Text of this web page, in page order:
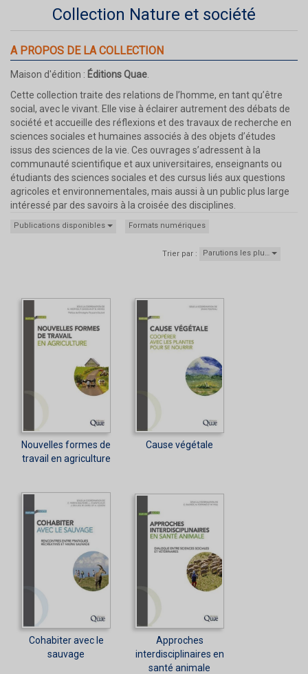
Collection Nature et société
A PROPOS DE LA COLLECTION
Maison d'édition : Éditions Quae
Cette collection traite des relations de l’homme, en tant qu’être
social, avec le vivant. Elle vise à éclairer autrement des débats de
société et accueille des réflexions et des travaux de recherche en
sciences sociales et humaines associés à des objets d’études
issus des sciences de la vie. Ces ouvrages s’adressent à la
communauté scientifique et aux universitaires, enseignants ou
étudiants des sciences sociales et des cursus liés aux questions
agricoles et environnementales, mais aussi à un public plus large
intéressé par des savoirs à la croisée des disciplines.
Publications disponibles Formats numériques
Trier par : Parutions les plu…
Nouvelles formes de
travail en agriculture
Cause végétale
Cohabiter avec le
sauvage
Approches
interdisciplinaires en
santé animale